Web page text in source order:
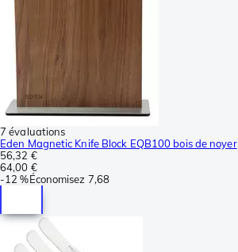
7 évaluations
Eden Magnetic Knife Block EQB100 bois de noyer
56,32 €
64,00 €
-12 %Économisez 7,68